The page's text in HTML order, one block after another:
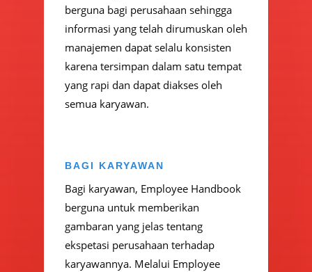
berguna bagi perusahaan sehingga
informasi yang telah dirumuskan oleh
manajemen dapat selalu konsisten
karena tersimpan dalam satu tempat
yang rapi dan dapat diakses oleh
semua karyawan.
BAGI KARYAWAN
Bagi karyawan, Employee Handbook
berguna untuk memberikan
gambaran yang jelas tentang
ekspetasi perusahaan terhadap
karyawannya. Melalui Employee